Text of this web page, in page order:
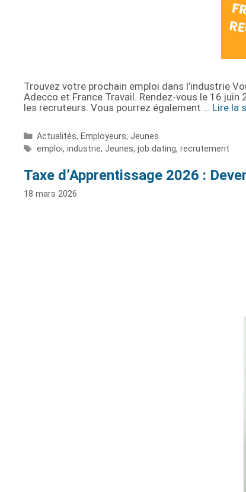
Trouvez votre prochain emploi dans l’industrie
Adecco et France Travail. Rendez-vous le 16
les recruteurs. Vous pourrez également … Lire la
Actualités, Employeurs, Jeunes
emploi, industrie, Jeunes, job dating, recrutement
Taxe d’Apprentissage 2026 :
18 mars 2026